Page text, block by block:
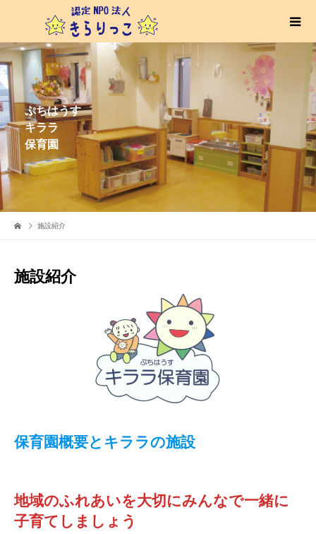
ぷちはうす
キララ
保育園
施設紹介
施設紹介
保育園概要とキララの施設
地域のふれあいを大切にみんなで一緒に
子育てしましょう